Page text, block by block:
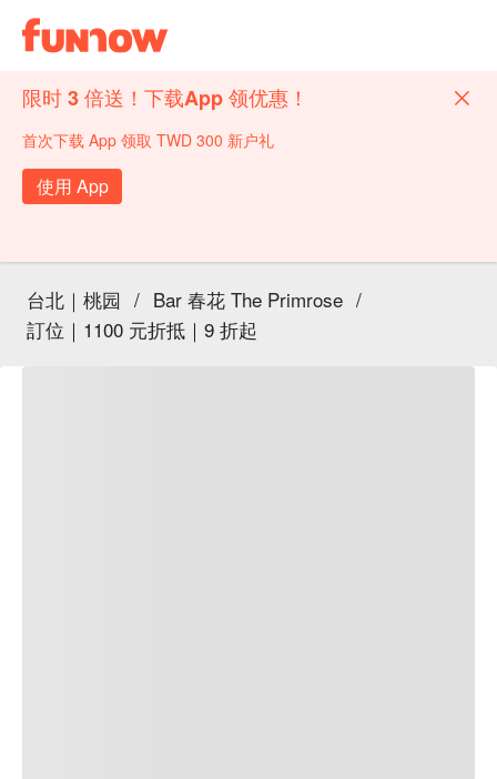
限时 3 倍送！下载App 领优惠！
首次下载 App 领取 TWD 300 新户礼
使用 App
台北｜桃园 / Bar 春花 The Primrose /
訂位｜1100 元折抵｜9 折起